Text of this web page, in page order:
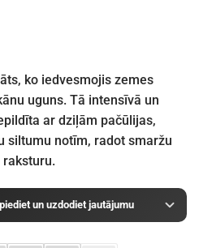
ko iedvesmojis zemes
uguns. Tā intensīvā un
ar dziļām pačūlijas,
siltumu notīm, radot smaržu
raksturu.
un uzdodiet jautājumu